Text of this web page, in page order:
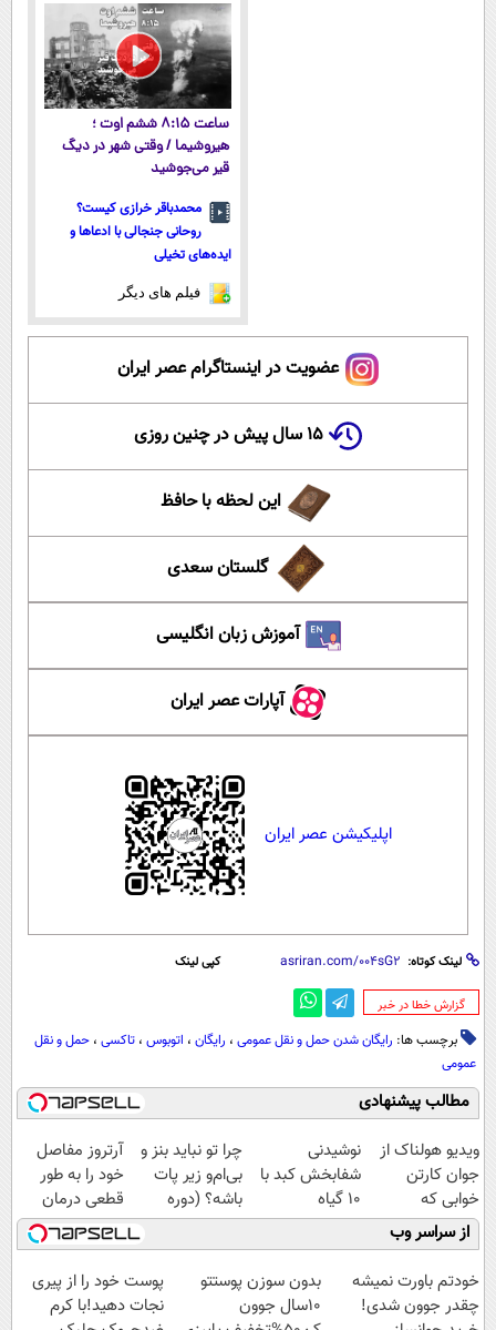
ساعت ۸:۱۵ ششم اوت ؛
هیروشیما / وقتی شهر در دیگ
قیر می‌جوشید
محمدباقر خرازی کیست؟
روحانی جنجالی با ادعاها و
ایده‌های تخیلی
فیلم های دیگر
عضویت در اینستاگرام عصر ایران
۱۵ سال پیش در چنین روزی
این لحظه با حافظ
گلستان سعدی
آموزش زبان انگلیسی
آپارات عصر ایران
اپلیکیشن عصر ایران
لینک کوتاه: کپی لینک
‌گزارش خطا در خبر
برچسب ها: رایگان شدن حمل و نقل عمومی ، رایگان ، اتوبوس ، تاکسی ، حمل و نقل
عمومی
مطالب پیشنهادی
ویدیو هولناک از
جوان کارتن
خوابی که
میلیاردر شد.
آموزش رایگان
نوشیدنی
شفابخش کبد با
10 گیاه
موثر(تخفیف تا
امشب)
چرا تو نباید بنز و
بی‌ام‌و زیر پات
باشه؟ (دوره
رایگان درآمد
میلیاردی)
آرتروز مفاصل
خود را به طور
قطعی درمان
کنید!
◗پرسش‌نامه◖
از سراسر وب
خودتم باورت نمیشه
چقدر جوون شدی!
بدون سوزن پوستتو
10سال جوون
پوست خود را از پیری
نجات دهید!با کرم